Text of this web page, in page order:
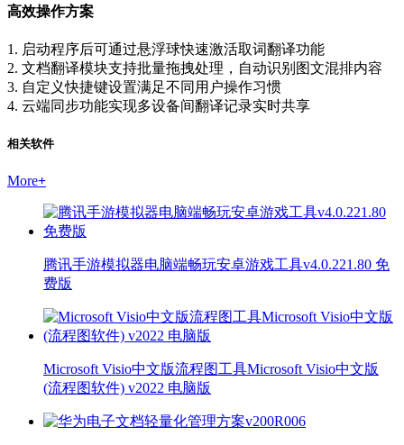
高效操作方案
1. 启动程序后可通过悬浮球快速激活取词翻译功能
2. 文档翻译模块支持批量拖拽处理，自动识别图文混排内容
3. 自定义快捷键设置满足不同用户操作习惯
4. 云端同步功能实现多设备间翻译记录实时共享
相关软件
More+
腾讯手游模拟器电脑端畅玩安卓游戏工具v4.0.221.80 免
费版
Microsoft Visio中文版流程图工具Microsoft Visio中文版
(流程图软件) v2022 电脑版